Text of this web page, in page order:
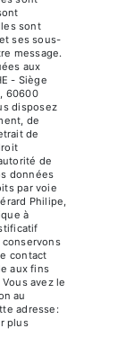
sont
ses sous-
message.
aux
- Siège
60600
disposez
de
de
de
données
par voie
Philipe,
à
contact
aux fins
avez le
au
adresse:
plus